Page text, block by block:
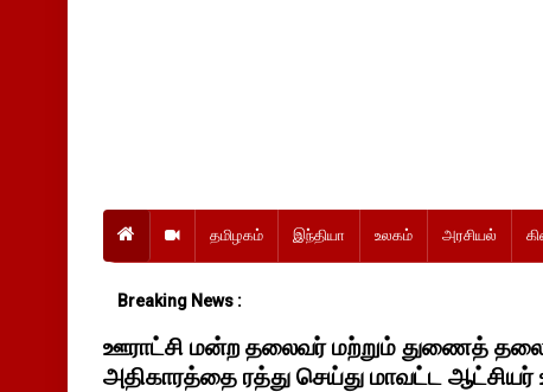
தமிழகம் இந்தியா உலகம் அரசியல்
Breaking News :
ஊராட்சி மன்ற தலைவர் மற்றும் துணைத்
அதிகாரத்தை ரத்து செய்து மாவட்ட ஆட்சியர்